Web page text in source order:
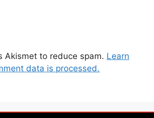
Akismet to reduce spam. Learn
data is processed.